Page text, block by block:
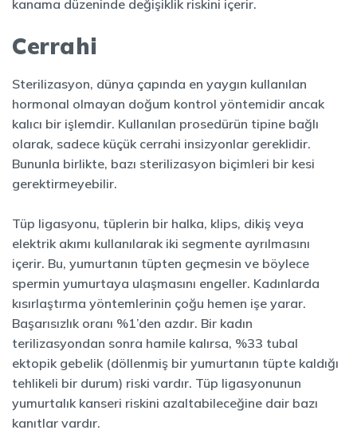
kanama düzeninde değişiklik riskini içerir.
Cerrahi
Sterilizasyon, dünya çapında en yaygın kullanılan
hormonal olmayan doğum kontrol yöntemidir ancak
kalıcı bir işlemdir. Kullanılan prosedürün tipine bağlı
olarak, sadece küçük cerrahi insizyonlar gereklidir.
Bununla birlikte, bazı sterilizasyon biçimleri bir kesi
gerektirmeyebilir.
Tüp ligasyonu, tüplerin bir halka, klips, dikiş veya
elektrik akımı kullanılarak iki segmente ayrılmasını
içerir. Bu, yumurtanın tüpten geçmesin ve böylece
spermin yumurtaya ulaşmasını engeller. Kadınlarda
kısırlaştırma yöntemlerinin çoğu hemen işe yarar.
Başarısızlık oranı %1’den azdır. Bir kadın
terilizasyondan sonra hamile kalırsa, %33 tubal
ektopik gebelik (döllenmiş bir yumurtanın tüpte kaldığı
tehlikeli bir durum) riski vardır. Tüp ligasyonunun
yumurtalık kanseri riskini azaltabileceğine dair bazı
kanıtlar vardır.